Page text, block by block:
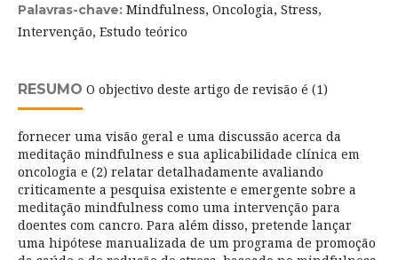
Palavras-chave: Mindfulness, Oncologia, Stress,
Intervenção, Estudo teórico
RESUMO O objectivo deste artigo de revisão é (1)
fornecer uma visão geral e uma discussão acerca da
meditação mindfulness e sua aplicabilidade clínica em
oncologia e (2) relatar detalhadamente avaliando
criticamente a pesquisa existente e emergente sobre a
meditação mindfulness como uma intervenção para
doentes com cancro. Para além disso, pretende lançar
uma hipótese manualizada de um programa de promoção